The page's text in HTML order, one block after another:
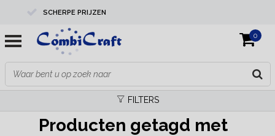
SCHERPE PRIJZEN
PROFESSIONELE KWALITEIT
EXPERTS IN MAATWERK
0
FILTERS
Producten getagd met